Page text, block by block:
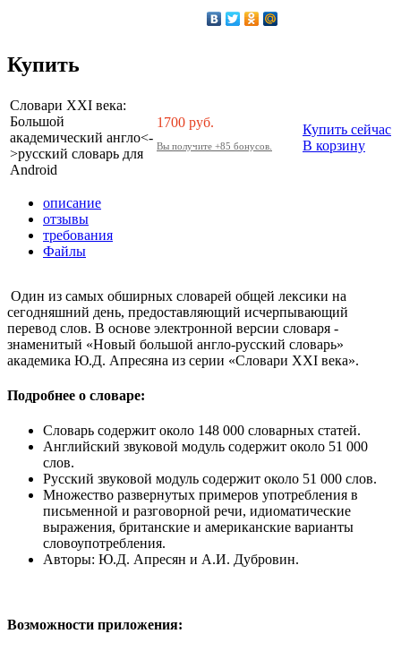
Купить
Словари XXI века:
Большой
академический англо<-
>русский словарь для
Android
1700 руб.
Вы получите +85 бонусов.
Купить сейчас
В корзину
описание
отзывы
требования
Файлы
Один из самых обширных словарей общей лексики на
сегодняшний день, предоставляющий исчерпывающий
перевод слов. В основе электронной версии словаря -
знаменитый «Новый большой англо-русский словарь»
академика Ю.Д. Апресяна из серии «Словари XXI века».
Подробнее о словаре:
Словарь содержит около 148 000 словарных статей.
Английский звуковой модуль содержит около 51 000
слов.
Русский звуковой модуль содержит около 51 000 слов.
Множество развернутых примеров употребления в
письменной и разговорной речи, идиоматические
выражения, британские и американские варианты
словоупотребления.
Авторы: Ю.Д. Апресян и А.И. Дубровин.
Возможности приложения: